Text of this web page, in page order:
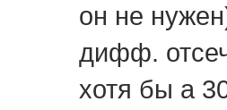
он не
дифф.
хотя бы а